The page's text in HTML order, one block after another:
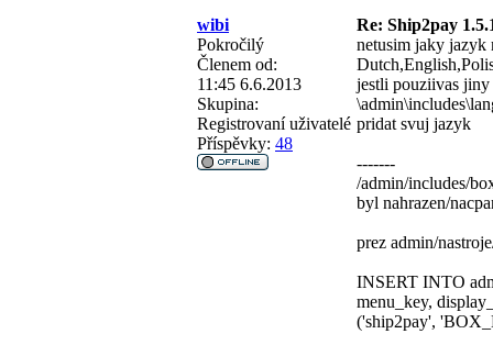
wibi
Re: Ship2pay
Pokročilý
Členem od:
11:45 6.6.2013
Skupina:
Registrovaní uživatelé
Příspěvky: 48
netusim jaky jazyk
jestli pouziivas
pridat svuj jazyk
-------
/admin/includes/
byl nahrazen/
prez admin/
INSERT INTO
menu_key,
('ship2pay',